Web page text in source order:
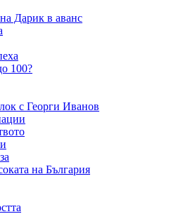
Дарик в аванс
100?
с Георги Иванов
на България